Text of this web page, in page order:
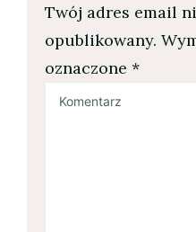
Twój adres email
opublikowany.
oznaczone *